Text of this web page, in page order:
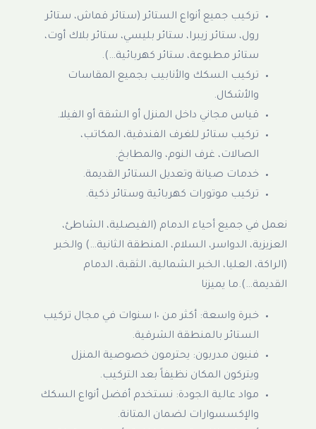
تركيب جميع أنواع الستائر (ستائر قماش، ستائر
رول، ستائر زيبرا، ستائر بليسي، ستائر بلاك أوت،
ستائر مطبوعة، ستائر كهربائية…).
تركيب السكك والأنابيب بجميع المقاسات
والأشكال.
قياس مجاني داخل المنزل أو الشقة أو الفيلا.
تركيب ستائر للغرف الفندقية، المكاتب،
الصالات، غرف النوم، والمطابخ.
خدمات صيانة وتعديل الستائر القديمة.
تركيب موتورات كهربائية وستائر ذكية.
نعمل في جميع أحياء الدمام (الفيصلية، الشاطئ،
العزيزية، الدواسر، السلام، المنطقة الثانية…) والخبر
(الراكة، العليا، الخبر الشمالية، الثقبة، الدمام
القديمة…).ما يميزنا
خبرة واسعة: أكثر من ١٠ سنوات في مجال تركيب
الستائر بالمنطقة الشرقية.
فنيون مدربون: يحترمون خصوصية المنزل
ويتركون المكان نظيفاً بعد التركيب.
مواد عالية الجودة: نستخدم أفضل أنواع السكك
والإكسسوارات لضمان المتانة.